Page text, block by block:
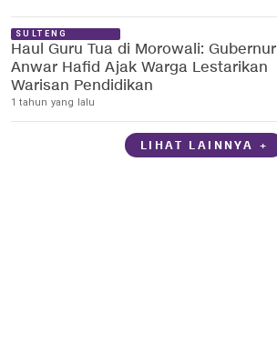
SULTENG
Haul Guru Tua di Morowali: Gubernur
Anwar Hafid Ajak Warga Lestarikan
Warisan Pendidikan
1 tahun yang lalu
LIHAT LAINNYA +